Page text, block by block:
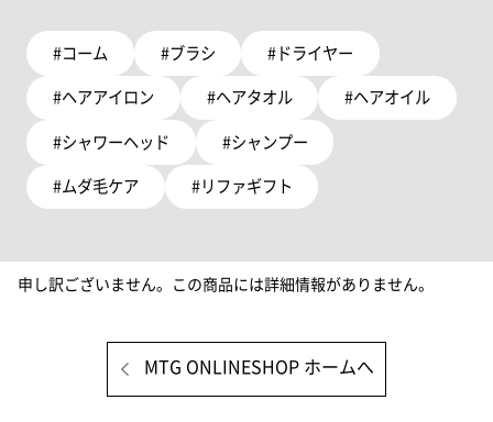
#コーム #ブラシ #ドライヤー
#ヘアアイロン #ヘアタオル #ヘアオイル
#シャワーヘッド #シャンプー
#ムダ毛ケア #リファギフト
申し訳ございません。この商品には詳細情報がありません。
MTG ONLINESHOP ホームへ